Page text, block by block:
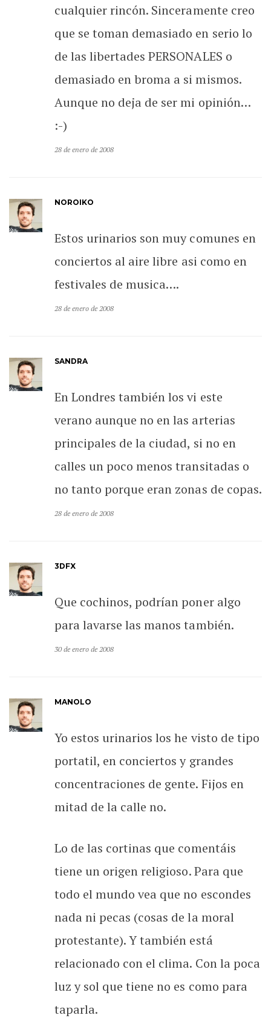
cualquier rincón. Sinceramente creo
que se toman demasiado en serio lo
de las libertades PERSONALES o
demasiado en broma a si mismos.
Aunque no deja de ser mi opinión…
:-)
28 de enero de 2008
NOROIKO
Estos urinarios son muy comunes en
conciertos al aire libre asi como en
festivales de musica….
28 de enero de 2008
SANDRA
En Londres también los vi este
verano aunque no en las arterias
principales de la ciudad, si no en
calles un poco menos transitadas o
no tanto porque eran zonas de copas.
28 de enero de 2008
3DFX
Que cochinos, podrían poner algo
para lavarse las manos también.
30 de enero de 2008
MANOLO
Yo estos urinarios los he visto de tipo
portatil, en conciertos y grandes
concentraciones de gente. Fijos en
mitad de la calle no.
Lo de las cortinas que comentáis
tiene un origen religioso. Para que
todo el mundo vea que no escondes
nada ni pecas (cosas de la moral
protestante). Y también está
relacionado con el clima. Con la poca
luz y sol que tiene no es como para
taparla.